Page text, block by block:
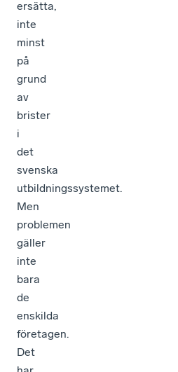
ersätta,
inte
minst
på
grund
av
brister
i
det
svenska
utbildningssystemet.
Men
problemen
gäller
inte
bara
de
enskilda
företagen.
Det